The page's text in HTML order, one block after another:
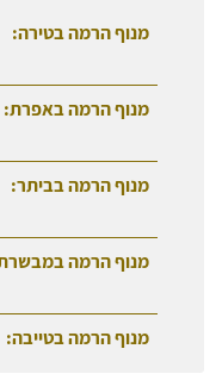
מנוף הרמה בטירה:
מנוף הרמה באפרת:
מנוף הרמה בביתר:
מנוף הרמה במבשרת
מנוף הרמה בטייבה: